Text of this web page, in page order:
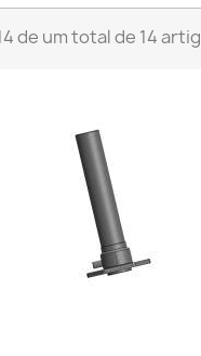
de um total de 14